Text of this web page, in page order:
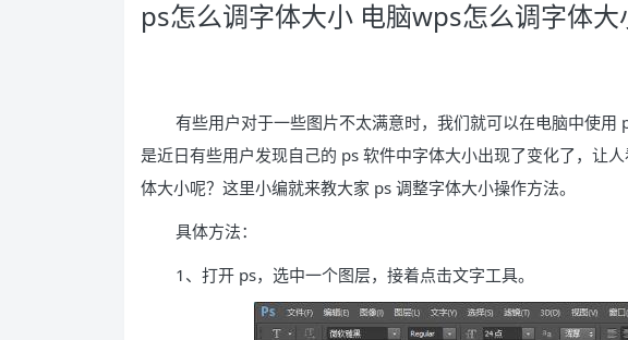
ps怎么调字体大小 电脑wps怎么调字体大
有些用户对于一些图片不太满意时，我们就可以在电脑中使用
是近日有些用户发现自己的 ps 软件中字体大小出现了变化了，让
体大小呢？这里小编就来教大家 ps 调整字体大小操作方法。
具体方法：
1、打开 ps，选中一个图层，接着点击文字工具。